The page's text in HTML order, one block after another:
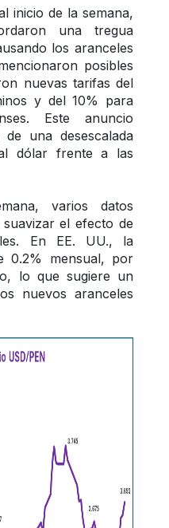
inicio de la semana,
una tregua
los aranceles
posibles
nuevas tarifas del
y del 10% para
Este anuncio
una desescalada
dólar frente a las
varios datos
el efecto de
En EE. UU., la
0.2% mensual, por
lo que sugiere un
nuevos aranceles